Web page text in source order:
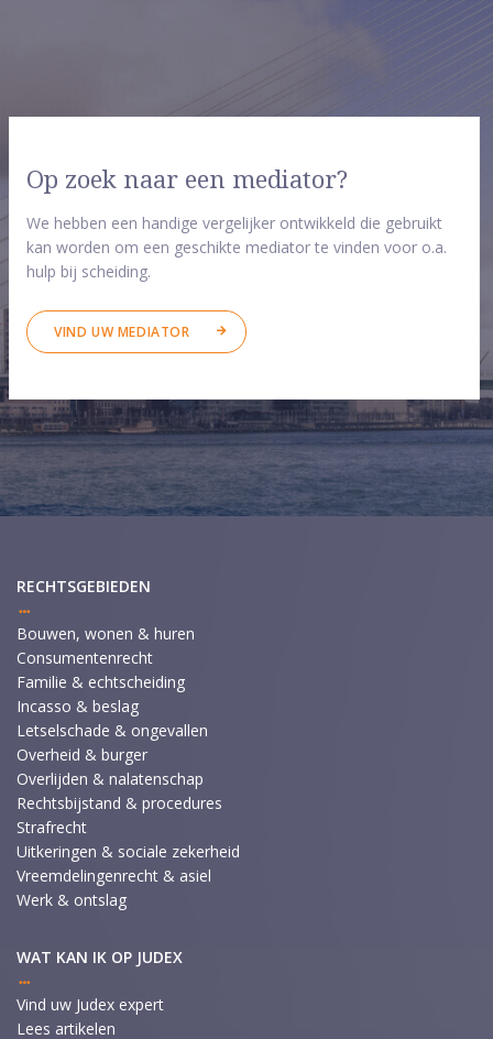
Op zoek naar een mediator?
We hebben een handige vergelijker ontwikkeld die gebruikt
kan worden om een geschikte mediator te vinden voor o.a.
hulp bij scheiding.
VIND UW MEDIATOR
RECHTSGEBIEDEN
Bouwen, wonen & huren
Consumentenrecht
Familie & echtscheiding
Incasso & beslag
Letselschade & ongevallen
Overheid & burger
Overlijden & nalatenschap
Rechtsbijstand & procedures
Strafrecht
Uitkeringen & sociale zekerheid
Vreemdelingenrecht & asiel
Werk & ontslag
WAT KAN IK OP JUDEX
Vind uw Judex expert
Lees artikelen